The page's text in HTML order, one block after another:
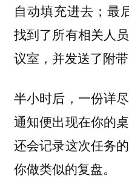
自动填充进去；最
找到了所有相关人
议室，并发送了附
半小时后，一份详
通知便出现在你的
还会记录这次任务
你做类似的复盘。